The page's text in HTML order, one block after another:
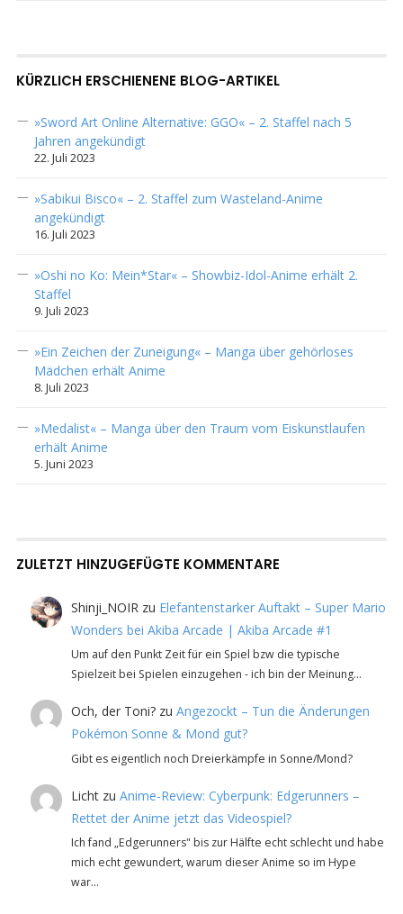
KÜRZLICH ERSCHIENENE BLOG-ARTIKEL
»Sword Art Online Alternative: GGO« – 2. Staffel nach 5
Jahren angekündigt
22. Juli 2023
»Sabikui Bisco« – 2. Staffel zum Wasteland-Anime
angekündigt
16. Juli 2023
»Oshi no Ko: Mein*Star« – Showbiz-Idol-Anime erhält 2.
Staffel
9. Juli 2023
»Ein Zeichen der Zuneigung« – Manga über gehörloses
Mädchen erhält Anime
8. Juli 2023
»Medalist« – Manga über den Traum vom Eiskunstlaufen
erhält Anime
5. Juni 2023
ZULETZT HINZUGEFÜGTE KOMMENTARE
Shinji_NOIR zu Elefantenstarker Auftakt – Super Mario
Wonders bei Akiba Arcade | Akiba Arcade #1
Um auf den Punkt Zeit für ein Spiel bzw die typische
Spielzeit bei Spielen einzugehen - ich bin der Meinung…
Och, der Toni? zuAngezockt – Tun die Änderungen
Pokémon Sonne & Mond gut?
Gibt es eigentlich noch Dreierkämpfe in Sonne/Mond?
Licht zuAnime-Review: Cyberpunk: Edgerunners –
Rettet der Anime jetzt das Videospiel?
Ich fand „Edgerunners" bis zur Hälfte echt schlecht und habe
mich echt gewundert, warum dieser Anime so im Hype
war…